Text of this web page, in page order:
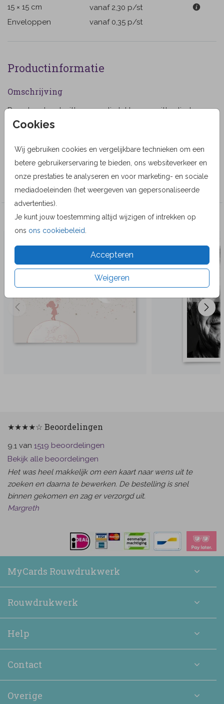
Cookies
Wij gebruiken cookies en vergelijkbare technieken om een
betere gebruikerservaring te bieden, ons websiteverkeer en
onze prestaties te analyseren en voor marketing- en sociale
mediadoeleinden (het weergeven van gepersonaliseerde
advertenties).
Je kunt jouw toestemming altijd wijzigen of intrekken op
ons ons cookiebeleid
Accepteren
Weigeren
15 × 15 cm
vanaf 2,30 p/st
Enveloppen
vanaf 0,35 p/st
Productinformatie
Omschrijving
Rouwkaart met witte magnolia takken en witte vlinder.
(1187)
Geertje Burgers
Collectie
Veel gekozen producten
★★★★☆ Beoordelingen
9.1 van 1519 beoordelingen
Bekijk alle beoordelingen
Het was heel makkelijk om een kaart naar wens uit te
zoeken en daarna te bewerken. De bestelling is snel
binnen gekomen en zag er verzorgd uit.
Margreth
MyCards Rouwdrukwerk
Rouwdrukwerk
Help
Contact
Overige